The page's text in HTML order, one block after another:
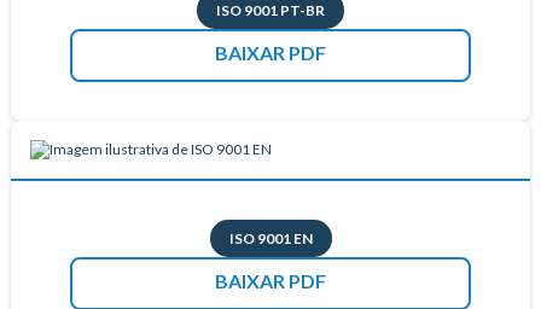
ISO 9001 PT-BR
BAIXAR PDF
ISO 9001 EN
BAIXAR PDF